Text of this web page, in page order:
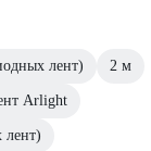
лент) 2 м
Arlight
лент)